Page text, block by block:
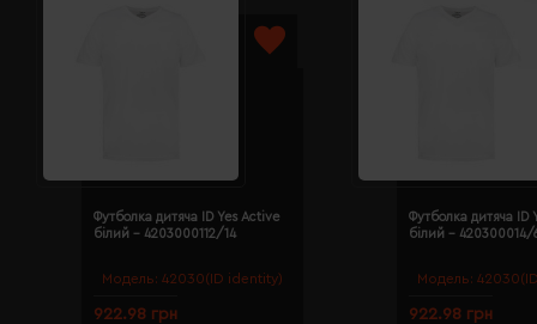
Модель: 42030(ID identity)
Футболка дитяча ID Yes Active
білий - 4203000112/14
922.98 грн
Модель:
Футболка дитяча ID
білий - 420300014/
922.98 грн